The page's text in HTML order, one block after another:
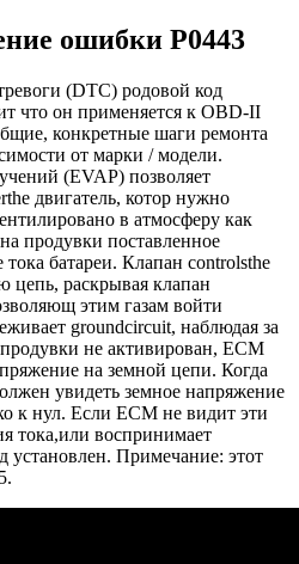
ошибки P0443
(DTC) родовой код
что он применяется к OBD-II
конкретные шаги ремонта
от марки / модели.
(EVAP) позволяет
двигатель, котор нужно
в атмосферу как
продувки поставленное
батареи. Клапан controlsthe
цепь, раскрывая клапан
этим газам войти
groundcircuit, наблюдая за
не активирован, ECM
на земной цепи. Когда
увидеть земное напряжение
к нул. Если ECM не видит эти
тока,или воспринимает
установлен. Примечание: этот